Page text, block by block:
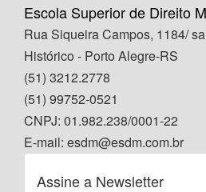
Escola Superior de Direito
Rua Siqueira Campos, 1184/
Histórico - Porto Alegre-RS
(51) 3212.2778
(51) 99752-0521
CNPJ: 01.982.238/0001-22
E-mail: esdm@esdm.com.br
Assine a Newsletter